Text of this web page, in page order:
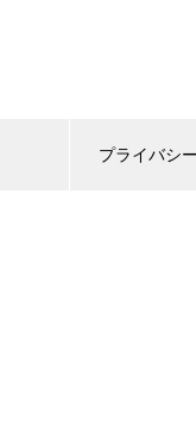
プライバシ